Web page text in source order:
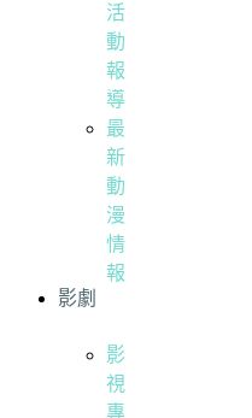
活
動
報
導
最
新
動
漫
情
報
影劇
影
視
專